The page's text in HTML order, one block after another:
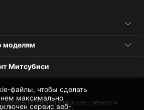
файлы, чтобы сделать
максимально
сервис веб-
моделям
Митсубиси
Mitsubishi в Москве – ремонт и